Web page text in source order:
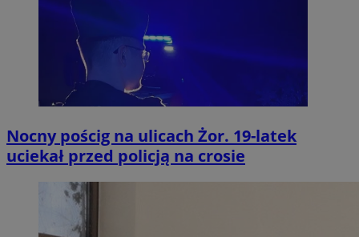
Nocny pościg na ulicach Żor. 19-latek
uciekał przed policją na crosie